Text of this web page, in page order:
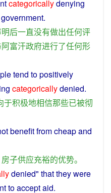
categoricallydenying
government.
后一直没有做出任何评
阿富汗政府进行了任何形
tend topositively
categoricallydenied.
于积极地相信那些已被彻
benefitfromcheapand
房子供应充裕的优势。
denied" thattheywere
toacceptaid.